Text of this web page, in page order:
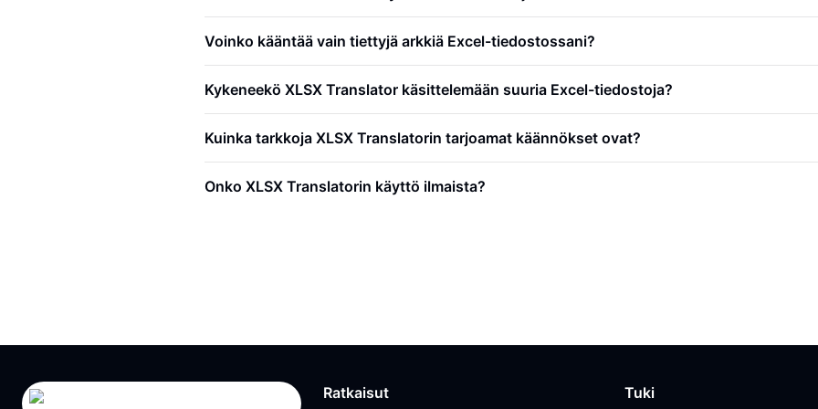
Voinko kääntää vain tiettyjä arkkiä Excel-tiedostossani?
Kykeneekö XLSX Translator käsittelemään suuria Excel-tiedostoja?
Kuinka tarkkoja XLSX Translatorin tarjoamat käännökset ovat?
Onko XLSX Translatorin käyttö ilmaista?
Ratkaisut Tuki